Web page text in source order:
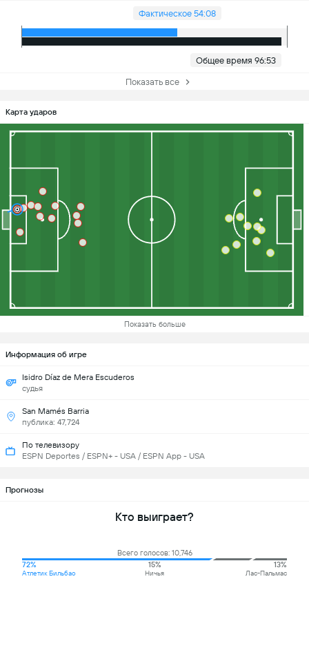
Фактическое 54:08
Общее время 96:53
Показать все
Карта ударов
Показать больше
Информация об игре
Isidro Díaz de Mera Escuderos
судья
San Mamés Barria
публика: 47,724
По телевизору
ESPN Deportes / ESPN+ - USA / ESPN App - USA
Прогнозы
Кто выиграет?
Всего голосов: 10,746
72%
Атлетик Бильбао
15%
Ничья
13%
Лас-Пальмас